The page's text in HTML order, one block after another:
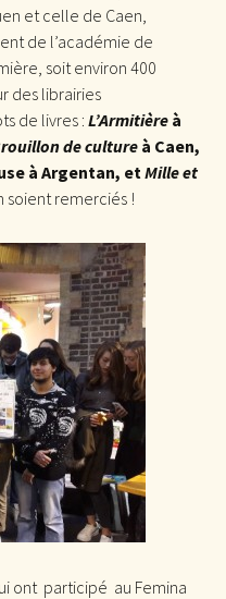
et celle de Caen,
de l’académie de
soit environ 400
des librairies
de livres : L’Armitière à
de culture à Caen,
à Argentan, etMille et
soient remerciés !
ont participé au Femina